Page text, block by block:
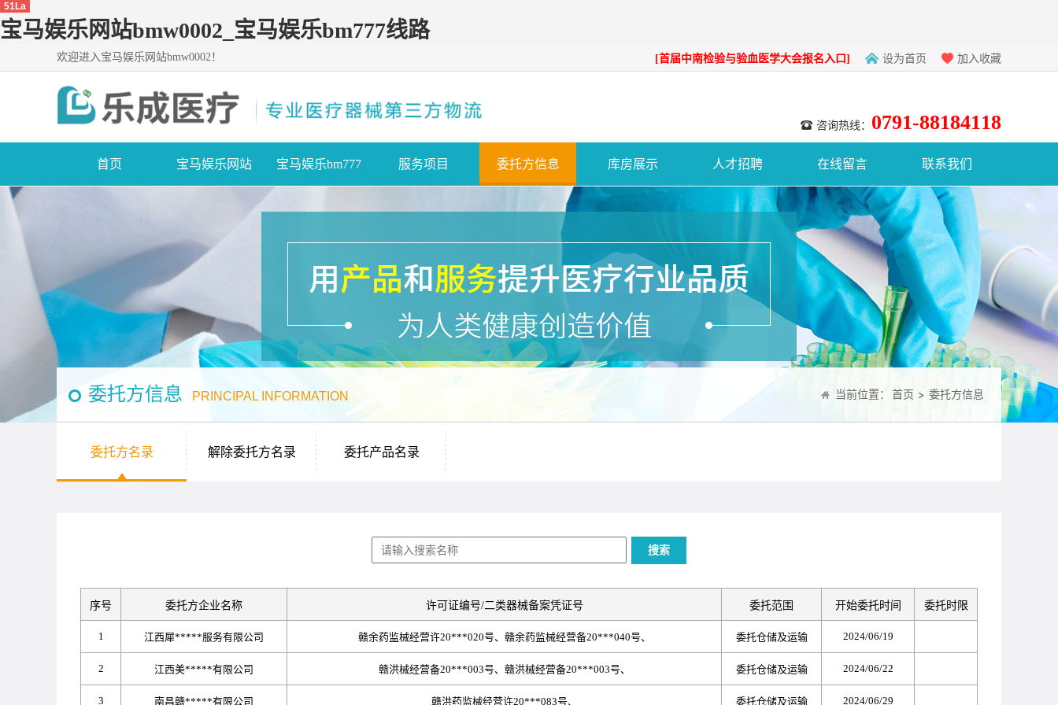
51La
宝马娱乐网站bmw0002_宝马娱乐bm777线路
欢迎进入宝马娱乐网站bmw0002！ [首届中南检验与验血医学大会报名入口] 设为首页 加入收藏
咨询热线： 0791-88184118
首页 宝马娱乐网站 宝马娱乐bm777 服务项目 委托方信息 库房展示 人才招聘 在线留言 联系我们
委托方信息 PRINCIPAL INFORMATION 当前位置： 首页 委托方信息
委托方名录 解除委托方名录 委托产品名录
搜索
序号 委托方企业名称 许可证编号/二类器械备案凭证号 委托范围 开始委托时间 委托时限
1 江西犀*****服务有限公司 赣余药监械经营许20***020号、赣余药监械经营备20***040号、 委托仓储及运输 2024/06/19
2 江西美*****有限公司 赣洪械经营备20***003号、赣洪械经营备20***003号、 委托仓储及运输 2024/06/22
3 南昌赣*****有限公司 赣洪药监械经营许20***083号、 委托仓储及运输 2024/06/29